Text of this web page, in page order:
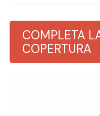
COMPLETA
COPERTURA